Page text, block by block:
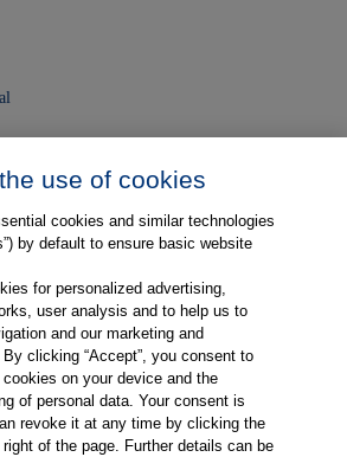
use of cookies
cookies and similar technologies
by default to ensure basic website
for personalized advertising,
user analysis and to help us to
and our marketing and
clicking “Accept”, you consent to
on your device and the
of personal data. Your consent is
revoke it at any time by clicking the
of the page. Further details can be